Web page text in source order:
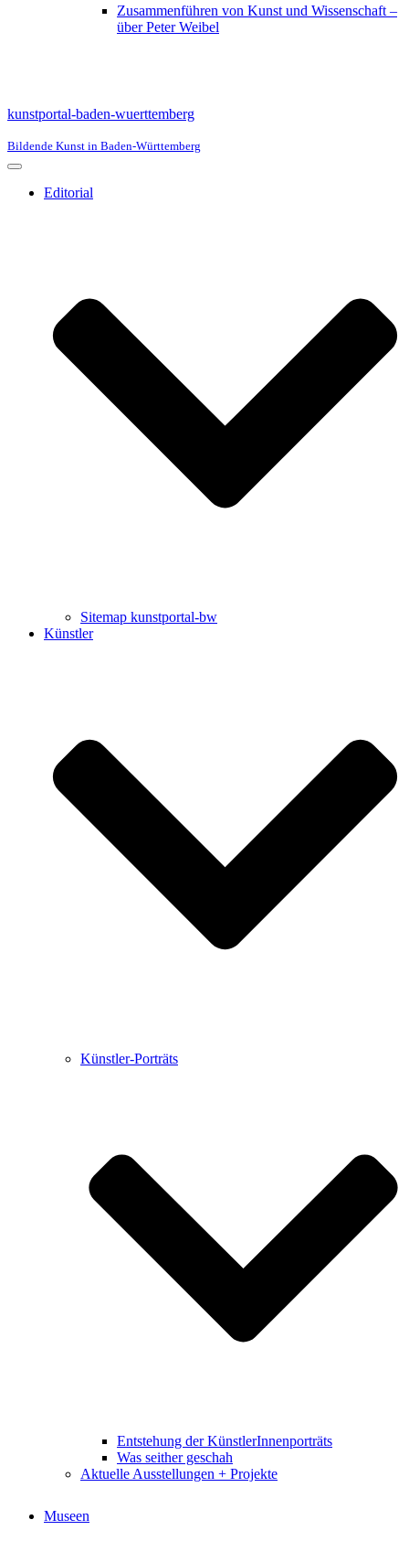
Zusammenführen von Kunst und Wissenschaft –
über Peter Weibel
Uli Rothfuss
Harald Schwiers
Buchbesprechungen von Harald Schwiers
Haralds Streifzüge
Hörtipps von Harald Schwiers
Kunstausflüge mit Sigrid Balke
Marc Peschke – Out of The Länd
Buchtipps von Uli Rothfuss
kunstportal-baden-wuerttemberg
Bildende Kunst in Baden-Württemberg
Navigationsmenü
Editorial
Sitemap kunstportal-bw
Künstler
Künstler-Porträts
Entstehung der KünstlerInnenporträts
Was seither geschah
Aktuelle Ausstellungen + Projekte
Museen